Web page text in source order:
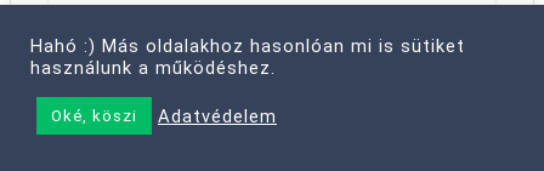
gyönyörű kovácsoltvas rózsával lepett
meg előre névnapomra (ő csinálta- ez
már a harmadik több mint 2 és fél éves
kapcsolatunk kezdete óta :) <3 <3 <3) <3
Hahó :) Más oldalakhoz hasonlóan mi is sütiket
használunk a működéshez.
Oké, köszi Adatvédelem